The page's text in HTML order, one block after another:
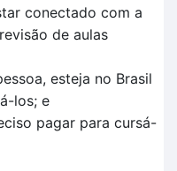
conectado com a
de aulas
esteja no Brasil
los; e
pagar para cursá-